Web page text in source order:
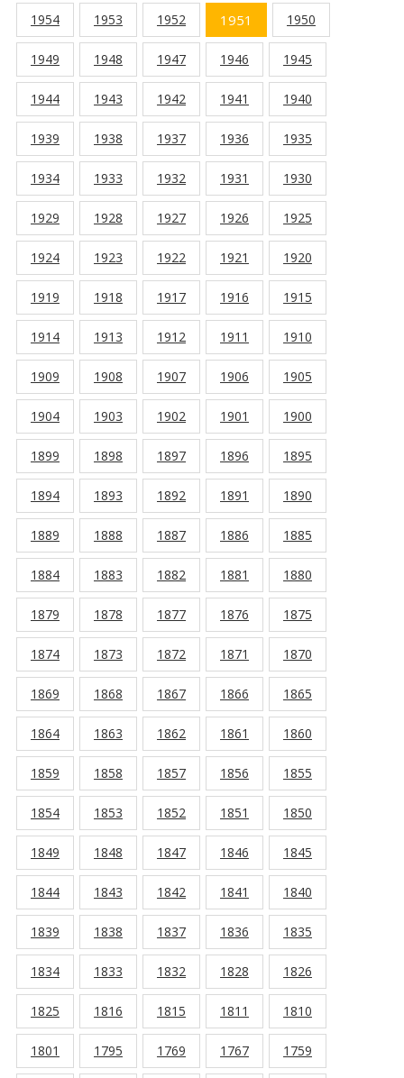
1954 1953 1952 1951 1950
1949 1948 1947 1946 1945
1944 1943 1942 1941 1940
1939 1938 1937 1936 1935
1934 1933 1932 1931 1930
1929 1928 1927 1926 1925
1924 1923 1922 1921 1920
1919 1918 1917 1916 1915
1914 1913 1912 1911 1910
1909 1908 1907 1906 1905
1904 1903 1902 1901 1900
1899 1898 1897 1896 1895
1894 1893 1892 1891 1890
1889 1888 1887 1886 1885
1884 1883 1882 1881 1880
1879 1878 1877 1876 1875
1874 1873 1872 1871 1870
1869 1868 1867 1866 1865
1864 1863 1862 1861 1860
1859 1858 1857 1856 1855
1854 1853 1852 1851 1850
1849 1848 1847 1846 1845
1844 1843 1842 1841 1840
1839 1838 1837 1836 1835
1834 1833 1832 1828 1826
1825 1816 1815 1811 1810
1801 1795 1769 1767 1759